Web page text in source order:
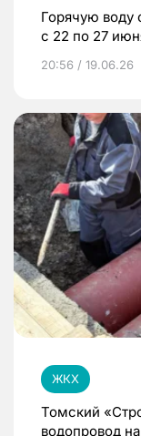
Горячую воду
с 22 по 27
20:56 / 19.06.26
ЖКХ
Томский
водопровод